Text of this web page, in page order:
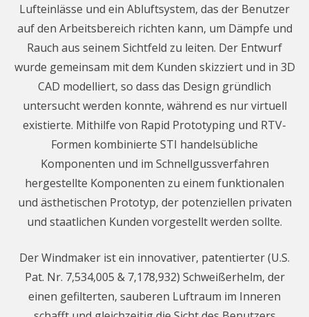
Lufteinlässe und ein Abluftsystem, das der Benutzer
auf den Arbeitsbereich richten kann, um Dämpfe und
Rauch aus seinem Sichtfeld zu leiten. Der Entwurf
wurde gemeinsam mit dem Kunden skizziert und in 3D
CAD modelliert, so dass das Design gründlich
untersucht werden konnte, während es nur virtuell
existierte. Mithilfe von Rapid Prototyping und RTV-
Formen kombinierte STI handelsübliche
Komponenten und im Schnellgussverfahren
hergestellte Komponenten zu einem funktionalen
und ästhetischen Prototyp, der potenziellen privaten
und staatlichen Kunden vorgestellt werden sollte.
Der Windmaker ist ein innovativer, patentierter (U.S.
Pat. Nr. 7,534,005 & 7,178,932) Schweißerhelm, der
einen gefilterten, sauberen Luftraum im Inneren